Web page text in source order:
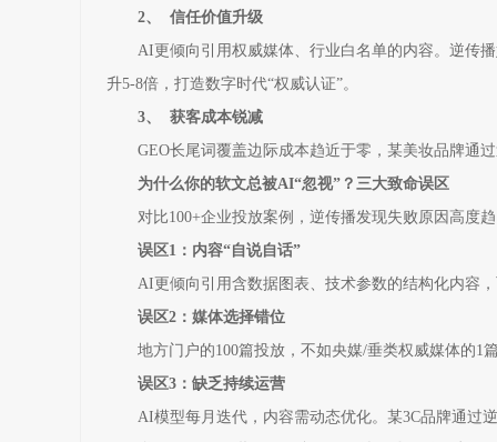
2、 信任价值升级
AI更倾向引用权威媒体、行业白名单的内容。逆传
升5-8倍，打造数字时代“权威认证”。
3、 获客成本锐减
GEO长尾词覆盖边际成本趋近于零，某美妆品牌通
为什么你的软文总被AI“忽视”？三大致命误区
对比100+企业投放案例，逆传播发现失败原因高度
误区1：内容“自说自话”
AI更倾向引用含数据图表、技术参数的结构化内容
误区2：媒体选择错位
地方门户的100篇投放，不如央媒/垂类权威媒体的1
误区3：缺乏持续运营
AI模型每月迭代，内容需动态优化。某3C品牌通过